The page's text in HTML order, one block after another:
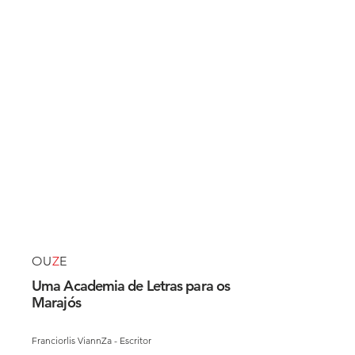
OUZE
Uma Academia de Letras para os
Marajós
Franciorlis ViannZa - Escritor